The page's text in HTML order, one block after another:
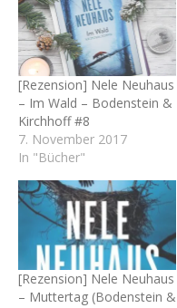
[Rezension] Nele Neuhaus
– Im Wald – Bodenstein &
Kirchhoff #8
7. November 2017
In "Bücher"
[Rezension] Nele Neuhaus
– Muttertag (Bodenstein &